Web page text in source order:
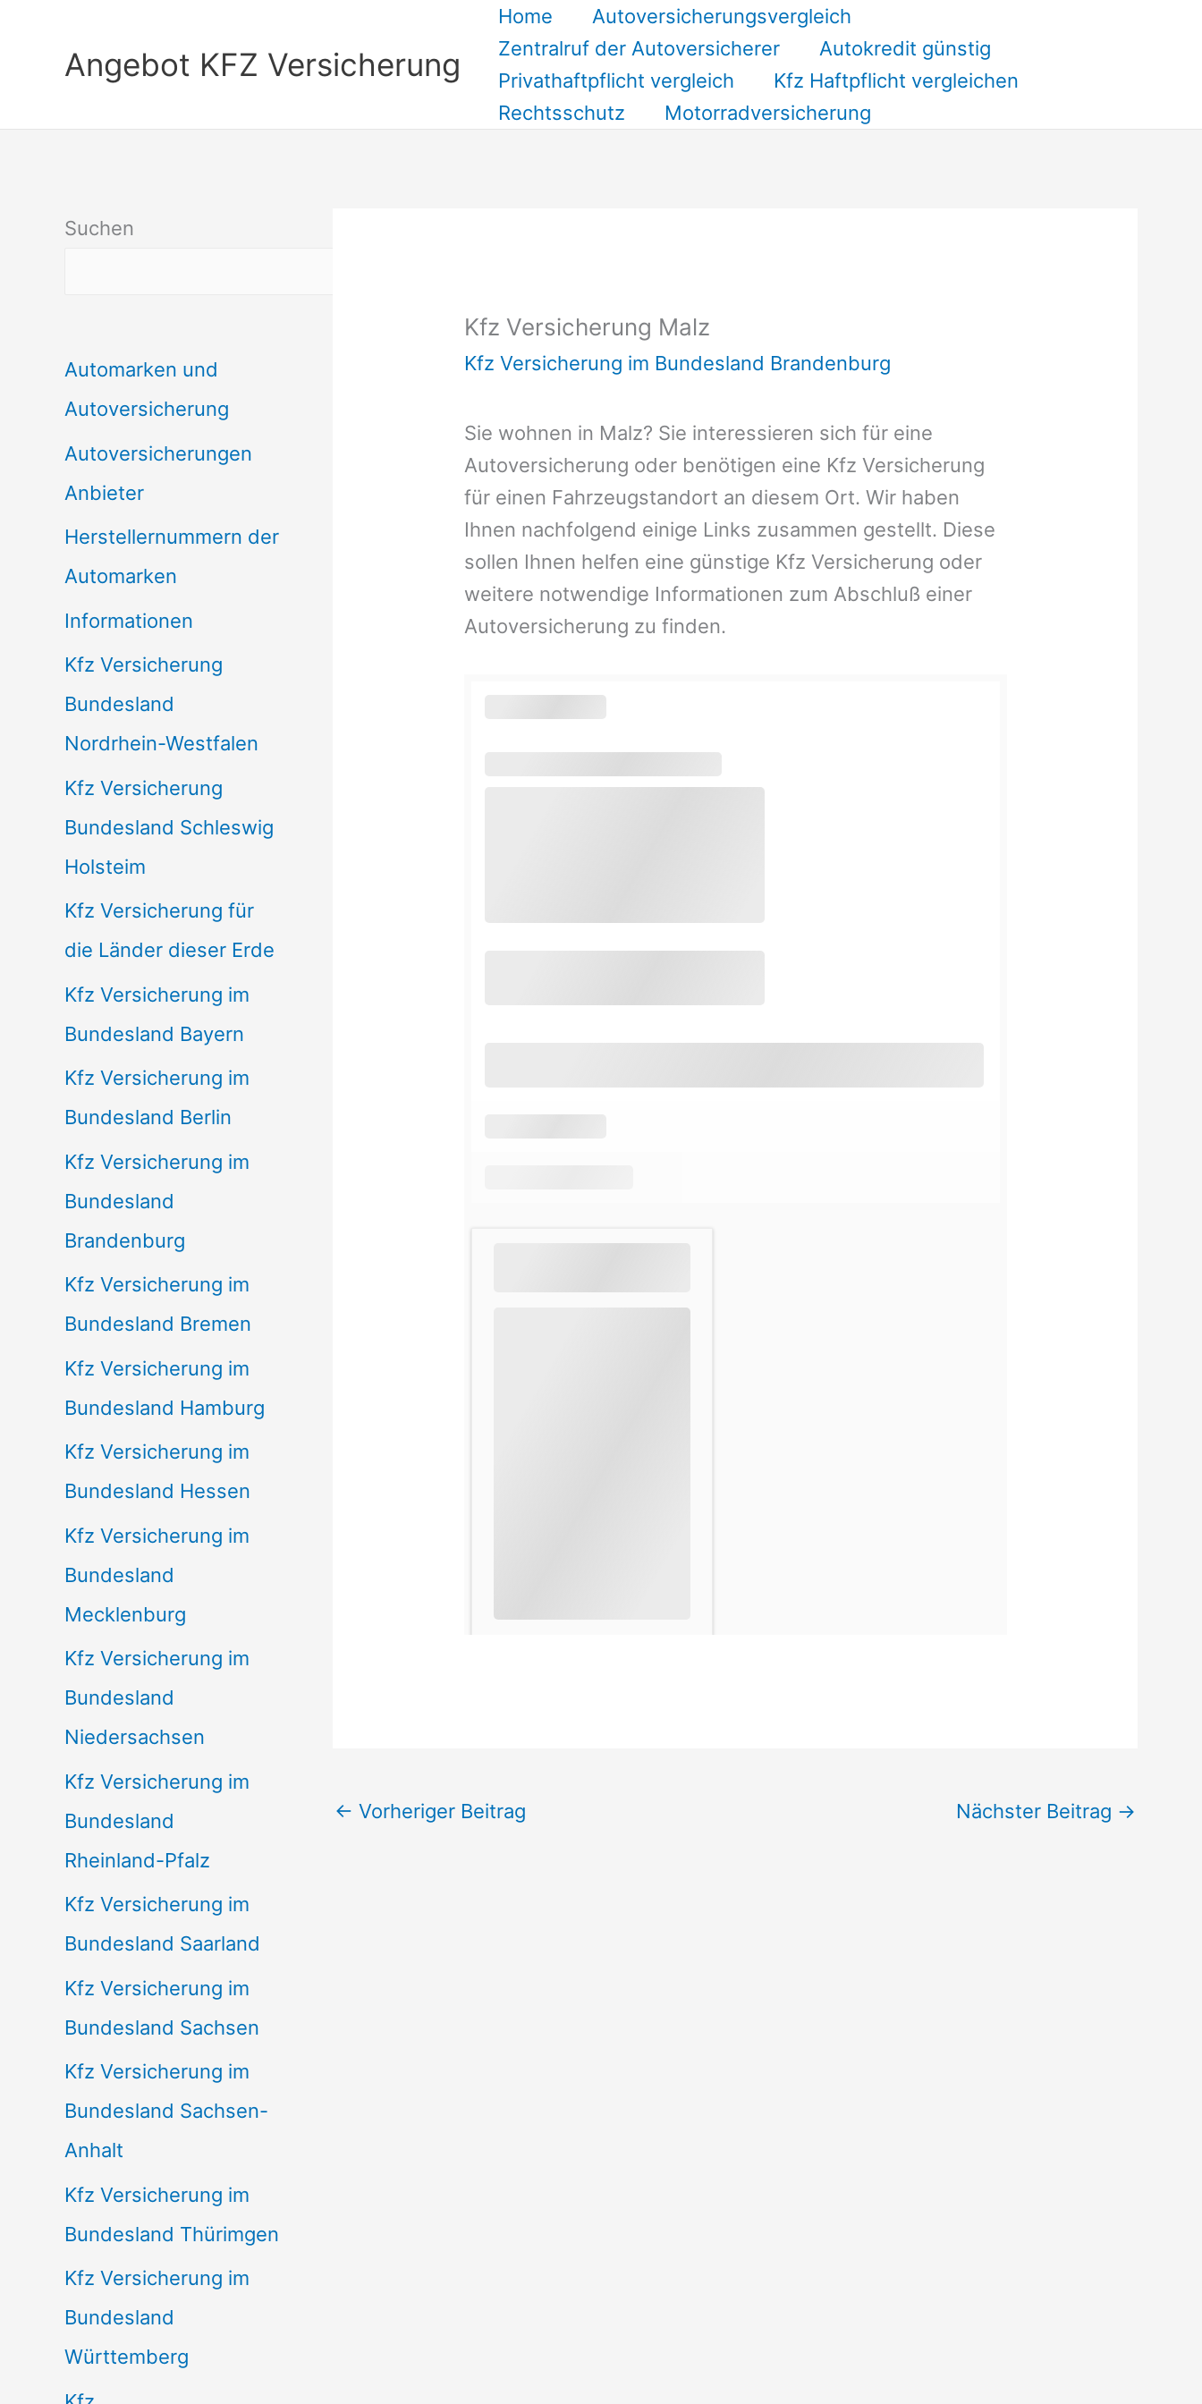
springenAngebot KFZ Versicherung
Home
Autoversicherungsvergleich
Zentralruf der Autoversicherer
Autokredit günstig
Privathaftpflicht vergleich
Kfz Haftpflicht vergleichen
Rechtsschutz
Motorradversicherung
Suchen
Automarken und
Autoversicherung
Autoversicherungen
Anbieter
Herstellernummern der
Automarken
Informationen
Kfz Versicherung
Bundesland
Nordrhein-Westfalen
Kfz Versicherung
Bundesland Schleswig
Holsteim
Kfz Versicherung für
die Länder dieser Erde
Kfz Versicherung im
Bundesland Bayern
Kfz Versicherung im
Bundesland Berlin
Kfz Versicherung im
Bundesland
Brandenburg
Kfz Versicherung im
Bundesland Bremen
Kfz Versicherung im
Bundesland Hamburg
Kfz Versicherung im
Bundesland Hessen
Kfz Versicherung im
Bundesland
Mecklenburg
Kfz Versicherung im
Bundesland
Niedersachsen
Kfz Versicherung im
Bundesland
Rheinland-Pfalz
Kfz Versicherung im
Bundesland Saarland
Kfz Versicherung im
Bundesland Sachsen
Kfz Versicherung im
Bundesland Sachsen-
Anhalt
Kfz Versicherung im
Bundesland Thürimgen
Kfz Versicherung im
Bundesland
Württemberg
Kfz Versicherung Malz
Kfz Versicherung im Bundesland Brandenburg
Sie wohnen in Malz? Sie interessieren sich für eine
Autoversicherung oder benötigen eine Kfz Versicherung
für einen Fahrzeugstandort an diesem Ort. Wir haben
Ihnen nachfolgend einige Links zusammen gestellt. Diese
sollen Ihnen helfen eine günstige Kfz Versicherung oder
weitere notwendige Informationen zum Abschluß einer
Autoversicherung zu finden.
← Vorheriger Beitrag Nächster Beitrag →